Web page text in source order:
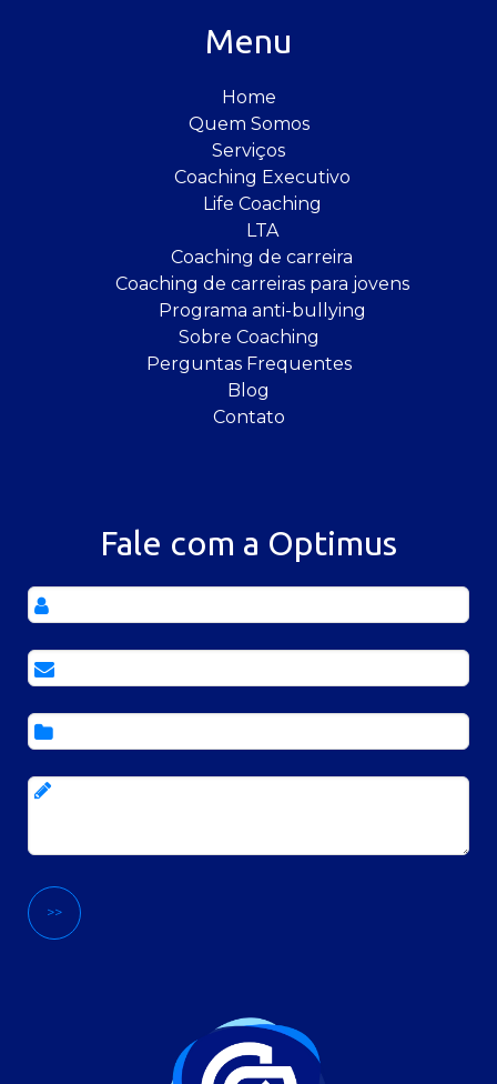
Menu
Home
Quem Somos
Serviços
Coaching Executivo
Life Coaching
LTA
Coaching de carreira
Coaching de carreiras para jovens
Programa anti-bullying
Sobre Coaching
Perguntas Frequentes
Blog
Contato
Fale com a Optimus